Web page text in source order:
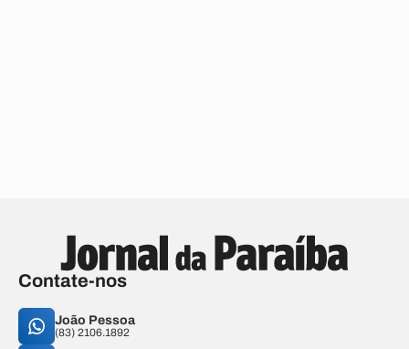
Contate-nos
João Pessoa
(83) 2106.1892